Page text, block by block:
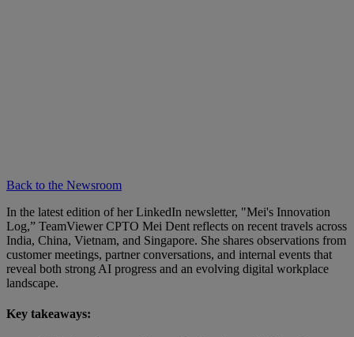
Back to the Newsroom
In the latest edition of her LinkedIn newsletter, "Mei's Innovation
Log,” TeamViewer CPTO Mei Dent reflects on recent travels across
India, China, Vietnam, and Singapore. She shares observations from
customer meetings, partner conversations, and internal events that
reveal both strong AI progress and an evolving digital workplace
landscape.
Key takeaways: